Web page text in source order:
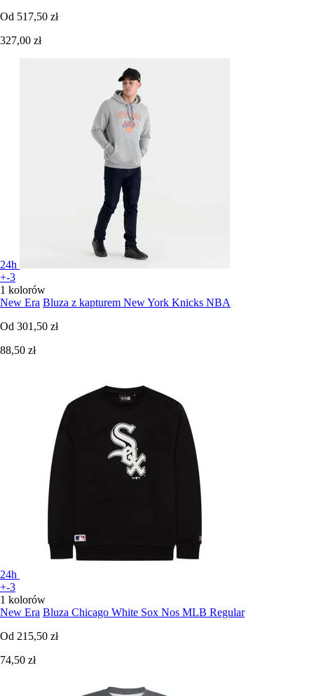
Od 517,50 zł
327,00 zł
24h
+-3
1 kolorów
New Era Bluza z kapturem New York Knicks NBA
Od 301,50 zł
88,50 zł
24h
+-3
1 kolorów
New Era Bluza Chicago White Sox Nos MLB Regular
Od 215,50 zł
74,50 zł